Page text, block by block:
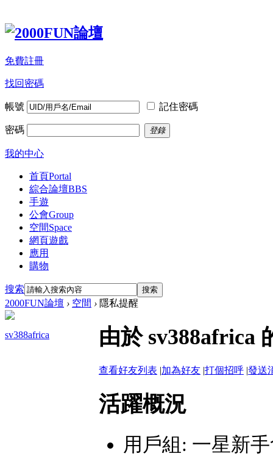
免費註冊
找回密碼
帳號 記住密碼
密碼 登錄
我的中心
首頁Portal
綜合論壇BBS
手遊
公會Group
空間Space
網頁遊戲
應用
購物
搜索 搜索
2000FUN論壇 › 空間 › 隱私提醒
sv388africa 由於 sv388africa
查看好友列表 |加為好友 |打個招呼 |發送
活躍概況
用戶組: 一星新